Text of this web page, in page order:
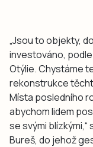
„Jsou to objekty,
investováno,
Otýlie. Chystáme
rekonstrukce
Místa posledního
abychom lidem
se svými
Bureš, do jehož